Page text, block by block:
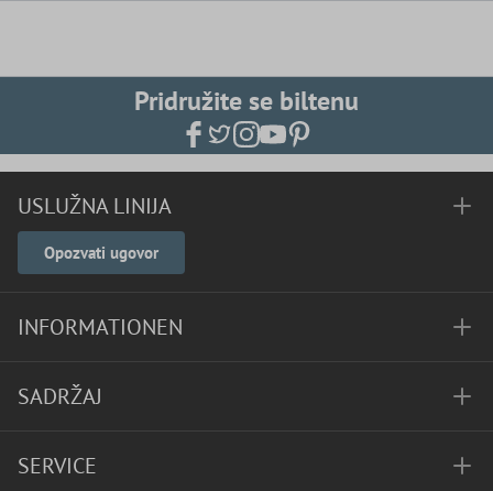
Pridružite se biltenu
USLUŽNA LINIJA
Opozvati ugovor
INFORMATIONEN
SADRŽAJ
SERVICE